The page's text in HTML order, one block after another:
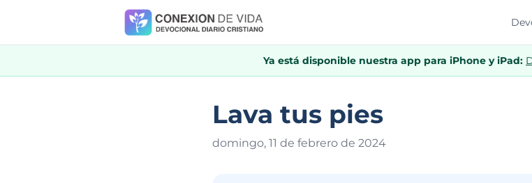
Ya está disponible nuestra app para iPhone y iPad:
Lava tus pies
domingo, 11 de febrero de 2024